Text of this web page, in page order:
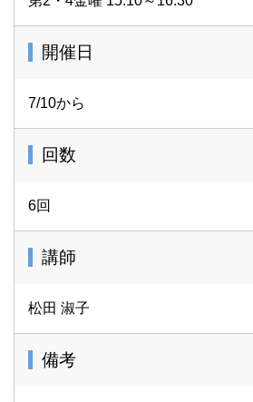
開催日
7/10から
回数
6回
講師
松田 淑子
備考